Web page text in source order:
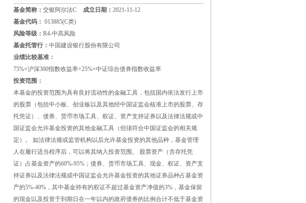
基金简称： 交银阿尔法C 成立日期： 2021-11-12
基金代码： 013885(C类)
风险等级： R4-中高风险
基金托管行： 中国建设银行股份有限公司
业绩比较基准：
75%×沪深300指数收益率+25%×中证综合债券指数收益率
投资范围：
本基金的投资范围为具有良好流动性的金融工具，包括国内依法发行上市
的股票（包括中小板、创业板以及其他经中国证监会核准上市的股票、存
托凭证）、债券、货币市场工具、权证、资产支持证券以及法律法规或中
国证监会允许基金投资的其他金融工具（但须符合中国证监会的相关规
定）。 如法律法规或监管机构以后允许基金投资的其他品种，基金管理
人在履行适当程序后，可以将其纳入投资范围。 股票资产（含存托凭
证）占基金资产的60%-95%；债券、货币市场工具、现金、权证、资产支
持证券以及法律法规或中国证监会允许基金投资的其他证券品种占基金资
产的5%-40%，其中基金持有的权证不超过基金资产净值的3%，基金保留
的现金以及投资于到期日在一年以内的政府债券的比例合计不低于基金资